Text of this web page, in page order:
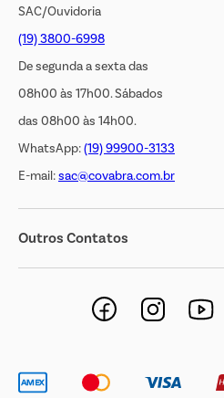
SAC/Ouvidoria
(19) 3800-6998
De segunda a sexta das
08h00 às 17h00. Sábados
das 08h00 às 14h00.
WhatsApp:(19) 99900-3133
E-mail:sac@covabra.com.br
Outros Contatos
Negócios Imobiliários
Novos Fornecedores